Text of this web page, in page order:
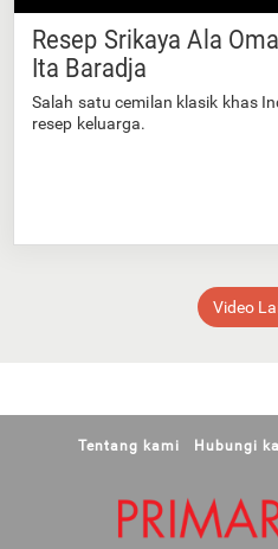
Resep Srikaya Ala
Ita Baradja
Salah satu cemilan klasik khas
resep keluarga.
Video
Tentang kami Hubungi